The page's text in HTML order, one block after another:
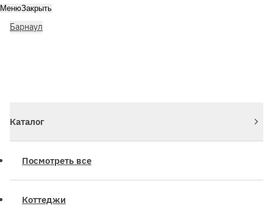
Барнаул
МенюЗакрыть
Каталог
Посмотреть все
Коттеджи